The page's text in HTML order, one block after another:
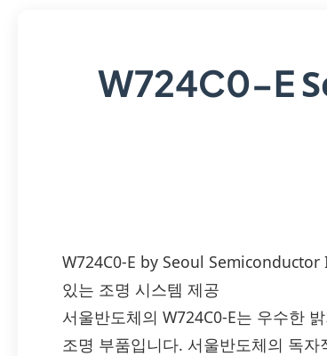
W724C0-E
W724C0-E by Seoul
있는 조명 시스템 제공
서울반도체의 W724C0-E는 우수한
조명 부품입니다. 서울반도체의 독